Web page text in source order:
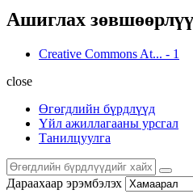
Ашиглах
Creative Commons At... - 1
close
Өгөгдлийн бүрдлүүд
Үйл ажиллагааны урсгал
Танилцуулга
Дараахаар эрэмбэлэх